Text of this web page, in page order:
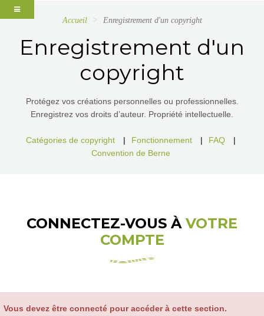
Accueil Enregistrement d'un copyright
Enregistrement d'un
copyright
Protégez vos créations personnelles ou professionnelles.
Enregistrez vos droits d’auteur. Propriété intellectuelle.
Catégories de copyright | Fonctionnement | FAQ
|
Convention de Berne
CONNECTEZ-VOUS À VOTRE
COMPTE
Vous devez être connecté pour accéder à cette section.